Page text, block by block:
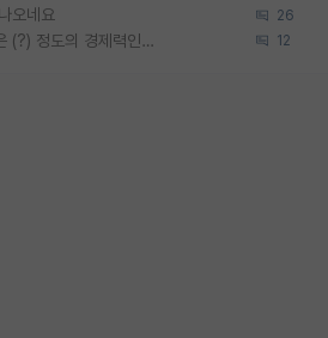
오네요 26
박사진학하기에 2억은 괜찮은 (?) 정도의 경제력인가요 12